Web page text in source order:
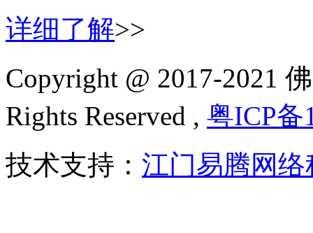
详细了解>>
Copyright @ 2017-2021
Rights Reserved , 粤ICP备
技术支持： 江门易腾网